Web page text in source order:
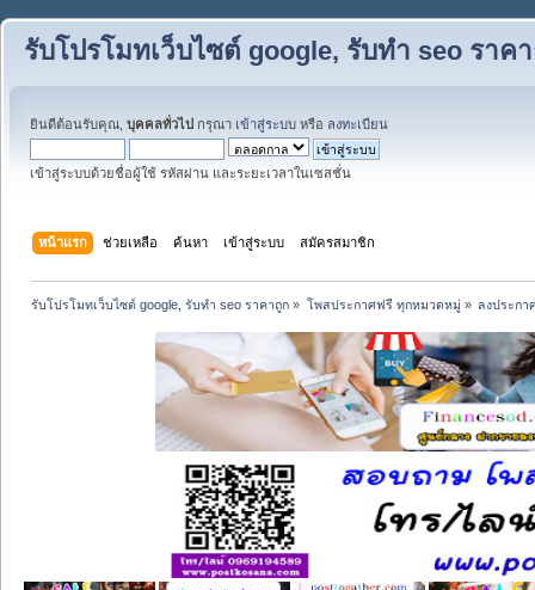
รับโปรโมทเว็บไซต์ google, รับทำ seo ราค
ยินดีต้อนรับคุณ, บุคคลทั่วไป กรุณา เข้าสู่ระบบ หรือ ลงทะเบียน
เข้าสู่ระบบด้วยชื่อผู้ใช้ รหัสผ่าน และระยะเวลาในเซสชั่น
หน้าแรก ช่วยเหลือ ค้นหา เข้าสู่ระบบ สมัครสมาชิก
รับโปรโมทเว็บไซต์ google, รับทำ seo ราคาถูก » โพสประกาศฟรี ทุกหมวดหมู่» ลงประกา